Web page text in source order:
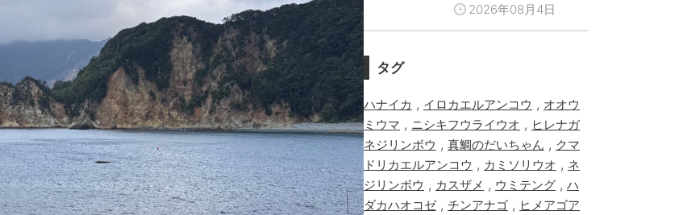
2026年08月4日
タグ
ハナイカ , イロカエルアンコウ , オオウ
ミウマ , ニシキフウライウオ , ヒレナガ
ネジリンボウ , 真鯛のだいちゃん , クマ
ドリカエルアンコウ , カミソリウオ , ネ
ジリンボウ , カスザメ , ウミテング , ハ
ダカハオコゼ, チンアナゴ , ヒメアゴア